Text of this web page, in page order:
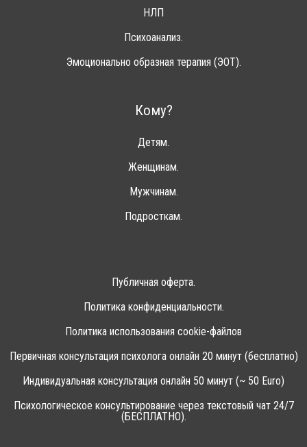
НЛП
Психоанализ.
Эмоционально образная терапия (ЭОТ).
Кому?
Детям.
Женщинам.
Мужчинам.
Подросткам.
Публичная оферта.
Политика конфиденциальности.
Политика использования cookie-файлов
Первичная консультация психолога онлайн 20 минут (бесплатно)
Индивидуальная консультация онлайн 50 минут (~ 50 Euro)
Психологическое консультирование через текстовый чат 24/7
(БЕСПЛАТНО).